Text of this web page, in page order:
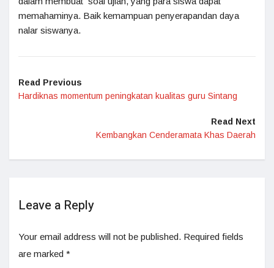
memahaminya. Baik kemampuan penyerapandan daya
nalar siswanya.
Read Previous
Hardiknas momentum peningkatan kualitas guru Sintang
Read Next
Kembangkan Cenderamata Khas Daerah
Leave a Reply
Your email address will not be published. Required fields
are marked *